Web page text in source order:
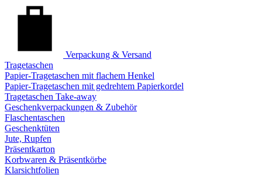
Verpackung & Versand
Tragetaschen
Papier-Tragetaschen mit flachem Henkel
Papier-Tragetaschen mit gedrehtem Papierkordel
Tragetaschen Take-away
Geschenkverpackungen & Zubehör
Flaschentaschen
Geschenktüten
Jute, Rupfen
Präsentkarton
Korbwaren & Präsentkörbe
Klarsichtfolien